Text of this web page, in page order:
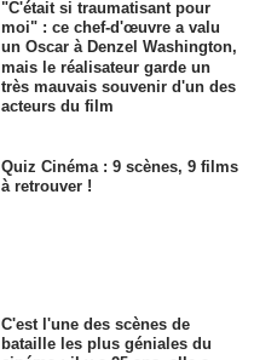
"C'était si traumatisant pour
moi" : ce chef-d'œuvre a valu
un Oscar à Denzel Washington,
mais le réalisateur garde un
très mauvais souvenir d'un des
acteurs du film
Quiz Cinéma : 9 scènes, 9 films
à retrouver !
C'est l'une des scènes de
bataille les plus géniales du